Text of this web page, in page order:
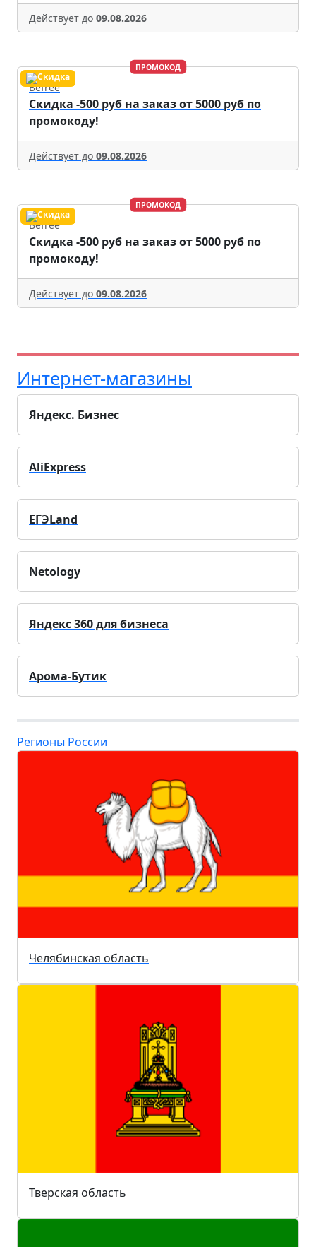
Действует до 09.08.2026
ПРОМОКОД
Befree
Скидка -500 руб на заказ от 5000 руб по
промокоду!
Действует до 09.08.2026
ПРОМОКОД
Befree
Скидка -500 руб на заказ от 5000 руб по
промокоду!
Действует до 09.08.2026
Интернет-магазины
Яндекс. Бизнес
AliExpress
ЕГЭLand
Netology
Яндекс 360 для бизнеса
Арома-Бутик
Регионы России
Челябинская область
Тверская область